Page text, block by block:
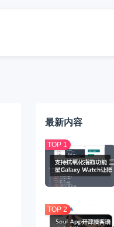
最新内容